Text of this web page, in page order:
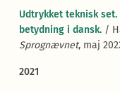
Udtrykket teknisk
betydning i dansk./
Sprognævnet, maj
2021